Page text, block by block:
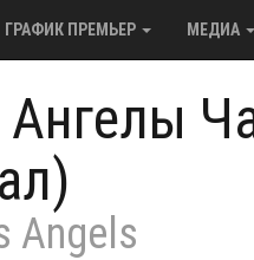
ГРАФИК ПРЕМЬЕР МЕДИА
Angels